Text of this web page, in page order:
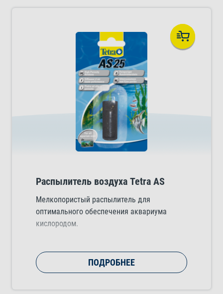
Распылитель воздуха Tetra AS
Мелкопористый распылитель для
оптимального обеспечения аквариума
кислородом.
ПОДРОБНЕЕ